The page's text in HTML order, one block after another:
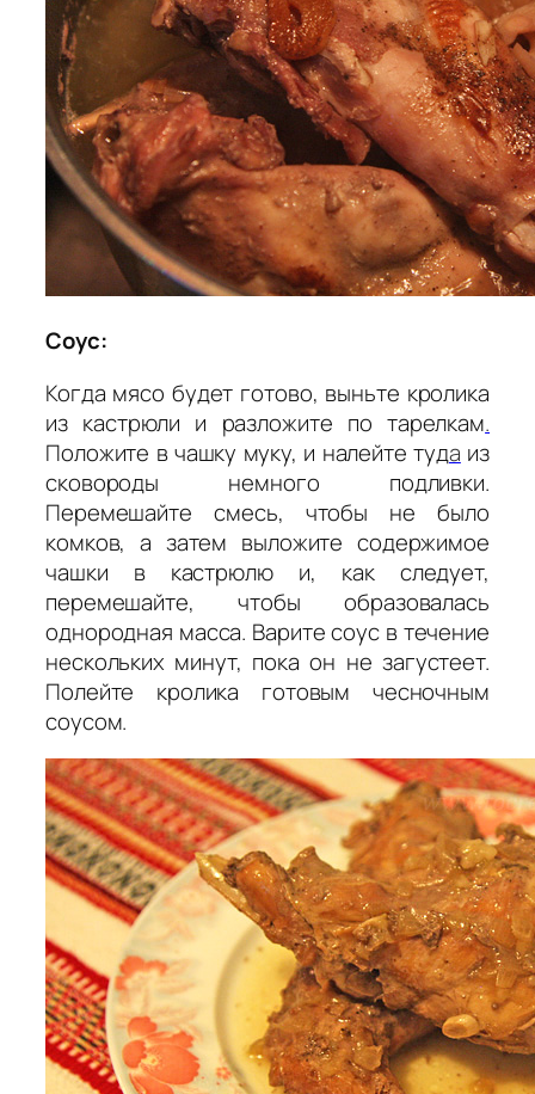
Соус:
Когда мясо будет готово, выньте кролика
из кастрюли и разложите по тарелкам.
Положите в чашку муку, и налейте туда из
сковороды немного подливки.
Перемешайте смесь, чтобы не было
комков, а затем выложите содержимое
чашки в кастрюлю и, как следует,
перемешайте, чтобы образовалась
однородная масса. Варите соус в течение
нескольких минут, пока он не загустеет.
Полейте кролика готовым чесночным
соусом.